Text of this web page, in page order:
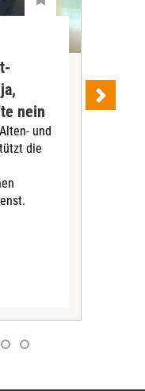
nein
und
die